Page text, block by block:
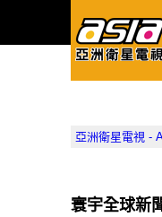
亞洲衛星電視 -
寰宇全球新